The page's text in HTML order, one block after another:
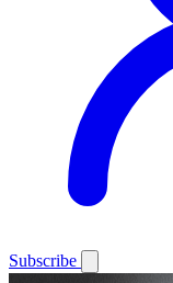
Subscribe